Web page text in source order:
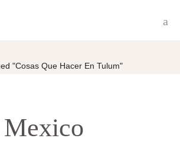
"cosas Que Hacer En Tulum"
Mexico